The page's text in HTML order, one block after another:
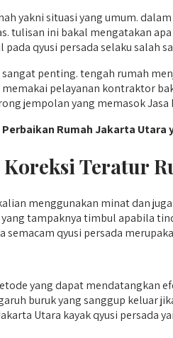
yakni situasi yang umum.
tulisan ini bakal mengatakan
qyusi persada selaku salah
penting. tengah rumah
pelayanan kontraktor
jempolan yang memasok
Rumah Jakarta Utara
Teratur
menggunakan minat dan
tampaknya timbul apabila
semacam qyusi persada
yang dapat mendatangkan
buruk yang sanggup keluar
Utara kayak qyusi persada